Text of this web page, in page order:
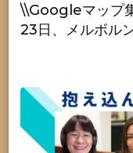
\\Googleマップ
23日、メルボル